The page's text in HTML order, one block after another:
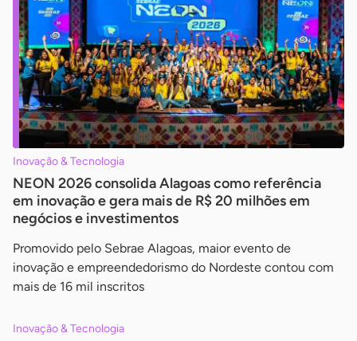
Inovação & Tecnologia
NEON 2026 consolida Alagoas como referência
em inovação e gera mais de R$ 20 milhões em
negócios e investimentos
Promovido pelo Sebrae Alagoas, maior evento de
inovação e empreendedorismo do Nordeste contou com
mais de 16 mil inscritos
Inovação & Tecnologia